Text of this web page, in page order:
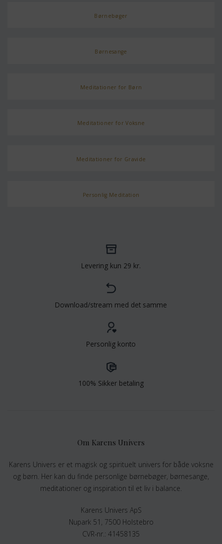
Børnebøger
Børnesange
Meditationer for Børn
Meditationer for Voksne
Meditationer for Gravide
Personlig Meditation
Levering kun 29 kr.
Download/stream med det samme
Personlig konto
100% Sikker betaling
Om Karens Univers
Karens Univers er et magisk og spirituelt univers for både voksne
og børn. Her kan du finde personlige børnebøger, børnesange,
meditationer og inspiration til et liv i balance.
Karens Univers ApS
Nupark 51, 7500 Holstebro
CVR-nr.: 41458135